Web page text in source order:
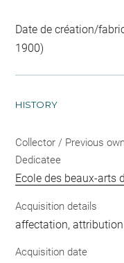
Date de création/
1900)
HISTORY
Collector / Previous
Dedicatee
Ecole des beaux-arts
Acquisition details
affectation, attribution
Acquisition date